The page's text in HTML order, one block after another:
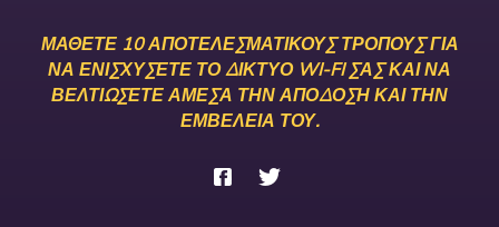
ΜΆΘΕΤΕ 10 ΑΠΟΤΕΛΕΣΜΑΤΙΚΟΎΣ ΤΡΌΠΟΥΣ ΓΙΑ
ΝΑ ΕΝΙΣΧΎΣΕΤΕ ΤΟ ΔΊΚΤΥΟ WI-FI ΣΑΣ ΚΑΙ ΝΑ
ΒΕΛΤΙΏΣΕΤΕ ΆΜΕΣΑ ΤΗΝ ΑΠΌΔΟΣΗ ΚΑΙ ΤΗΝ
ΕΜΒΈΛΕΙΆ ΤΟΥ.